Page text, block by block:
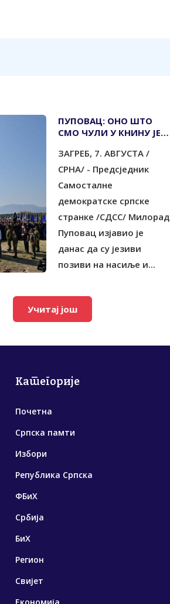
ПУПОВАЦ: ОНО ШТО
СМО ЧУЛИ У КНИНУ ЈЕ
ДА РЕАГУЈЕ
ЗАГРЕБ, 7. АВГУСТА /
СРНА/ - Предсједник
Самосталне
демократске српске
странке /СДСС/ Милорад
Пуповац изјавио је
данас да су језиви
позиви на насиље и...
Учитај још
Категорије
Почетна
Српска памти
Избори
Република Српска
ФБиХ
Србија
БиХ
Регион
Свијет